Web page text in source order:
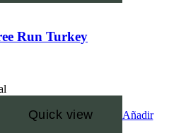
Run Turkey
Quick view Añadir